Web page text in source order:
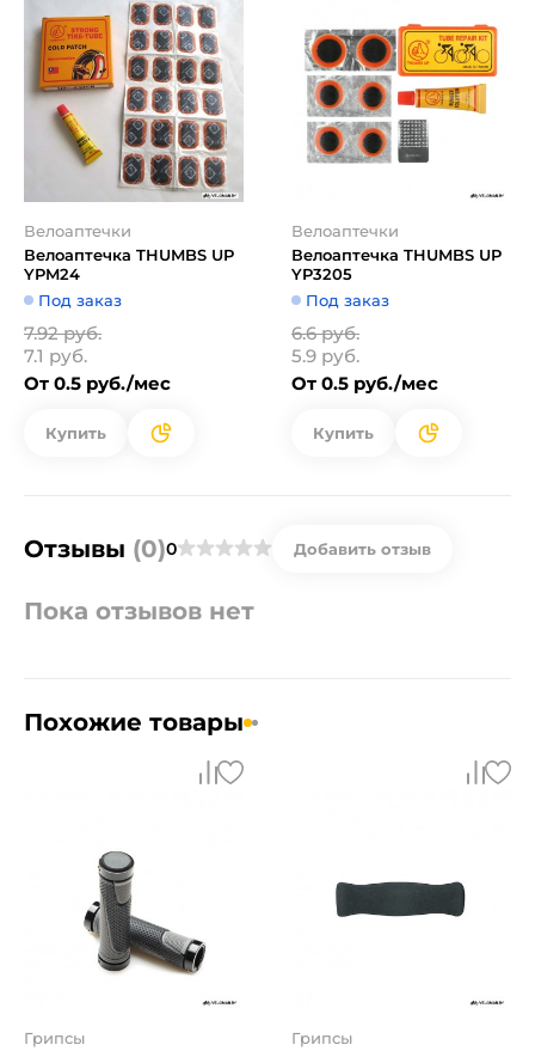
Велоаптечки
Велоаптечка THUMBS UP
YPM24
Под заказ
7.92 руб.
7.1 руб.
От 0.5 руб./мес
Купить
Велоаптечки
Велоаптечка THUMBS UP
YP3205
Под заказ
6.6 руб.
5.9 руб.
От 0.5 руб./мес
Купить
Отзывы (0)0 Добавить отзыв
Пока отзывов нет
Похожие товары
Грипсы
Грипсы